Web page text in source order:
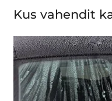
Kus vahendit